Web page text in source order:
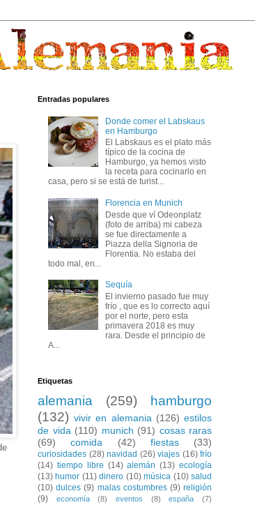
Entradas populares
Donde comer el Labskaus
en Hamburgo
El Labskaus es el plato más
típico de la cocina de
Hamburgo, ya hemos visto
la receta para cocinarlo en
casa, pero si se está de turist...
Florencia en Munich
Desde que ví Odeonplatz
(foto de arriba) mi cabeza
se fue directamente a
Piazza della Signoria de
Florentia. No estaba del
todo mal, en...
Sequía
El invierno pasado fue muy
frío , que es lo correcto aquí
por el norte, pero esta
primavera 2018 es muy
rara. Desde el principio de
A...
Etiquetas
alemania (259)
hamburgo
(132) vivir en alemania (126) estilos
de vida (110) munich (91) cosas raras
(69)
comida (42) fiestas (33)
curiosidades (28) navidad (26) viajes (16) frío
(14) tiempo libre (14) alemán (13) ecología
(13) humor (11) dinero (10) música (10) salud
(10) dulces (9) malas costumbres (9) religión
(9)
economía (8) eventos (8) españa
(7)